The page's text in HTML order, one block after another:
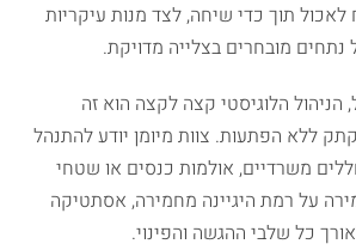
תוך כדי שיחה, לצד מנות עיקריות
מובחרים בצלייה מדויקת.
הניהול הלוגיסטי קצה לקצה הוא זה
ללא הפתעות. צוות מיומן יודע להתנהל
משרדיים, אולמות כנסים או שטחי
על רמת היגיינה מחמירה, אסתטיקה
כל שלבי ההגשה והפינוי.